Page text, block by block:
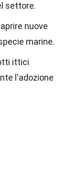
settore.
nuove
marine.
ittici
l'adozione